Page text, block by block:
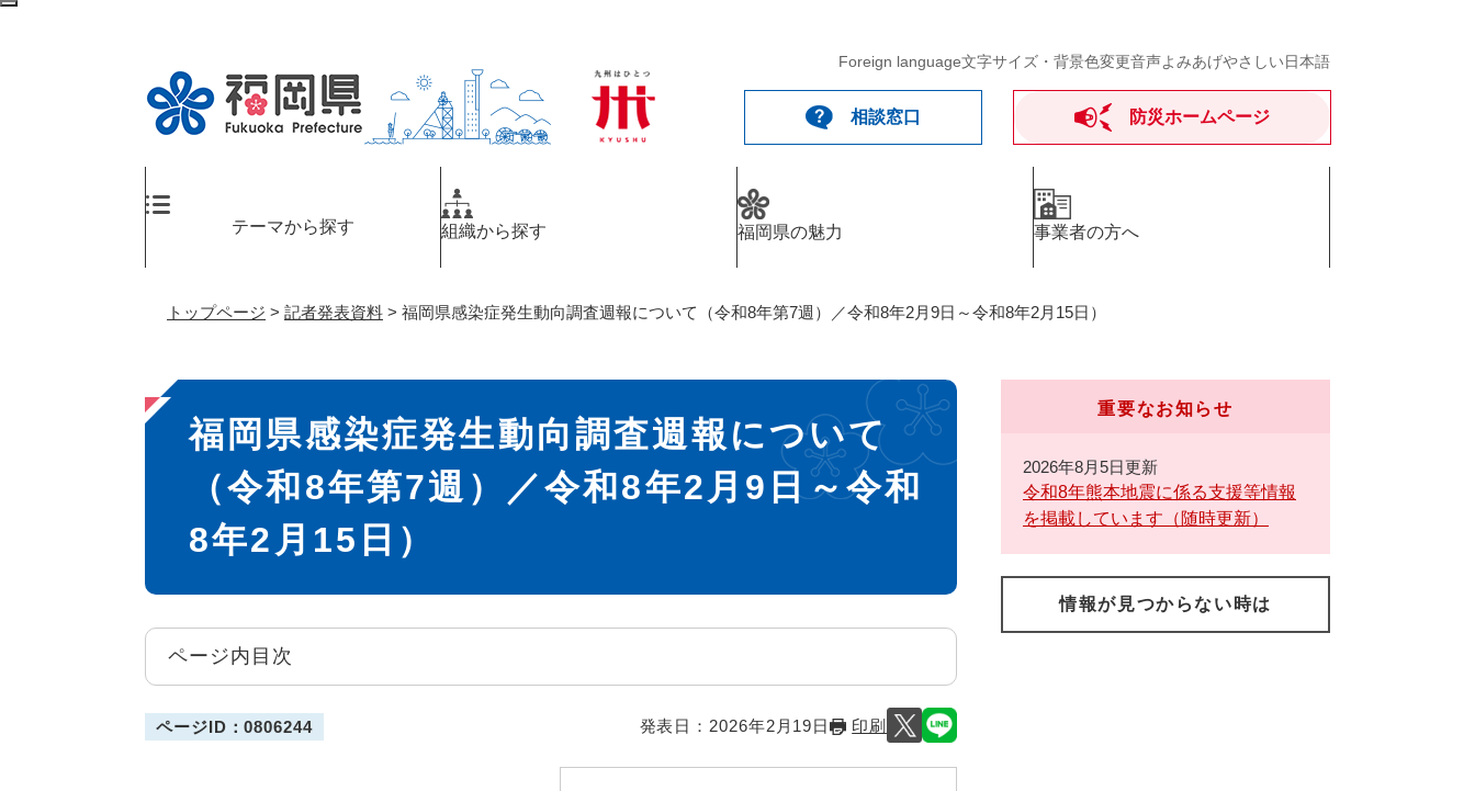
ペ
メ
Foreign language文字サイズ・背景色変更音声よみあげやさしい日本語
相談窓口 防災ホームページ
テーマから探す 組織から探す 福岡県の魅力 事業者の方へ
トップページ > 記者発表資料 > 福岡県感染症発生動向調査週報について（令和8年第7週）／令和8年2月9日～令和8年2月15日）
本
文
福岡県感染症発生動向調査週報について
（令和8年第7週）／令和8年2月9日～令和
8年2月15日）
ページ内目次
ページID：0806244 発表日： 2026年2月19日 印刷
重要なお知らせ
2026年8月5日更新
令和8年熊本地震に係る支援等情報
を掲載しています（随時更新）
情報が見つからない時は